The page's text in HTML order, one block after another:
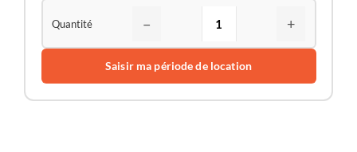
− +
Saisir ma période de location